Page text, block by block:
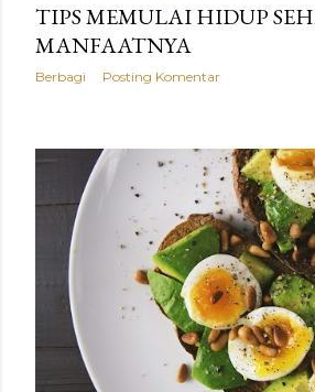
TIPS MEMULAI HIDUP
MANFAATNYA
Berbagi Posting Komentar